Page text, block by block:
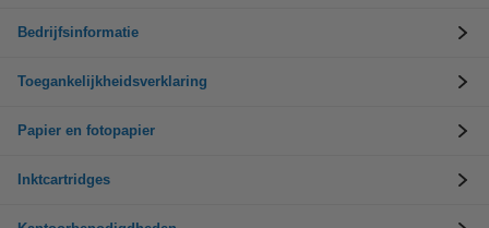
Bedrijfsinformatie
Toegankelijkheidsverklaring
Papier en fotopapier
Inktcartridges